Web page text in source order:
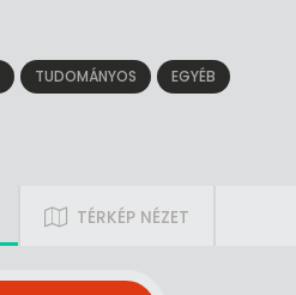
TUDOMÁNYOS EGYÉB
TÉRKÉP NÉZET